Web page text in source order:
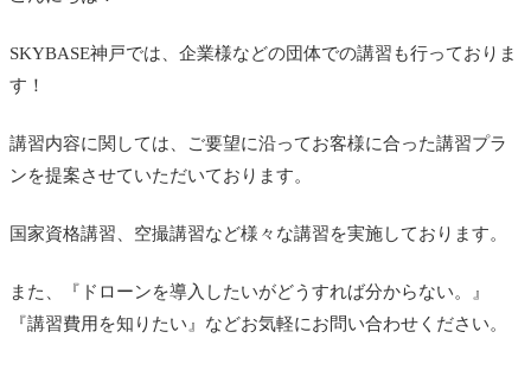
SKYBASE神戸では、企業様などの団体での講習も行っておりま
す！
講習内容に関しては、ご要望に沿ってお客様に合った講習プラ
ンを提案させていただいております。
国家資格講習、空撮講習など様々な講習を実施しております。
また、『ドローンを導入したいがどうすれば分からない。』
『講習費用を知りたい』などお気軽にお問い合わせください。